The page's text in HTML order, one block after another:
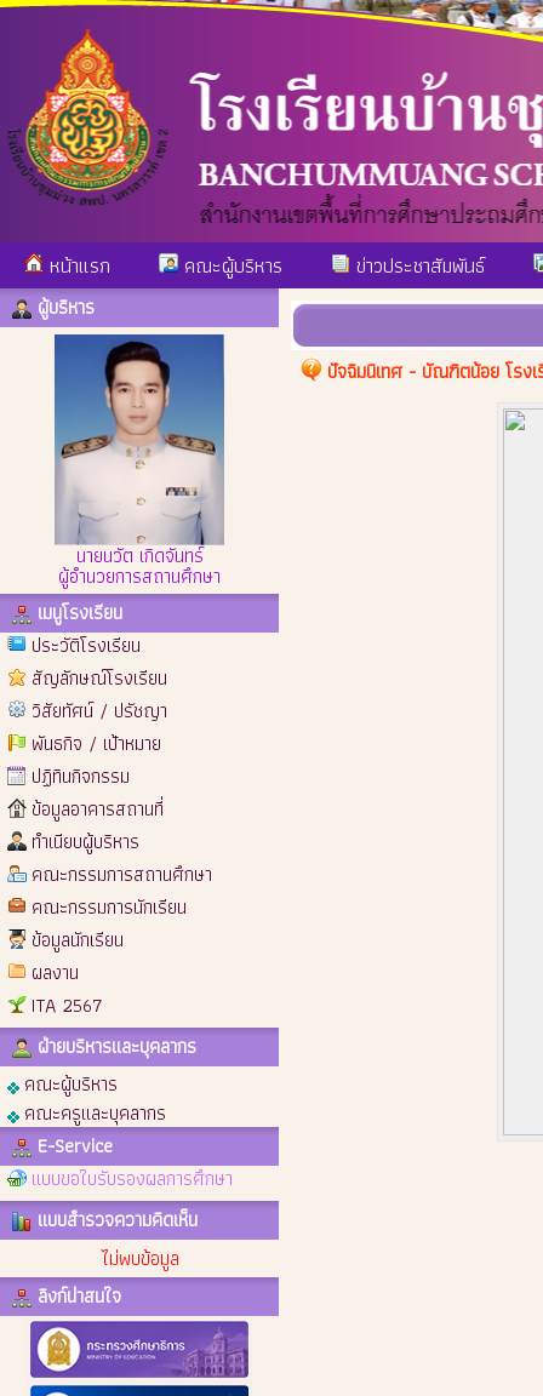
หน้าแรก คณะผู้บริหาร ข่าวประชาสัมพันธ์
ผู้บริหาร
นายนวัต เกิดจันทร์
ผู้อำนวยการสถานศึกษา
เมนูโรงเรียน
ประวัติโรงเรียน
สัญลักษณ์โรงเรียน
วิสัยทัศน์ / ปรัชญา
พันธกิจ / เป้าหมาย
ปฏิทินกิจกรรม
ข้อมูลอาคารสถานที่
ทำเนียบผู้บริหาร
คณะกรรมการสถานศึกษา
คณะกรรมการนักเรียน
ข้อมูลนักเรียน
ผลงาน
ITA 2567
ฝ่ายบริหารและบุคลากร
คณะผู้บริหาร
คณะครูและบุคลากร
E-Service
แบบขอใบรับรองผลการศึกษา
แบบสำรวจความคิดเห็น
ไม่พบข้อมูล
ลิงก์น่าสนใจ
ปัจฉิมนิเทศ - บัณฑิตน้อย โรง